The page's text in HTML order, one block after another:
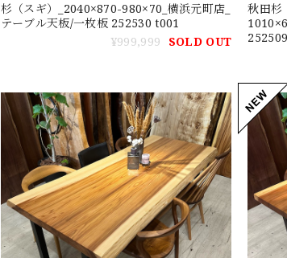
杉（スギ）_2040×870-980×70_横浜元町店_
テーブル天板/一枚板 252530 t001
¥999,999
SOLD OUT
秋田杉